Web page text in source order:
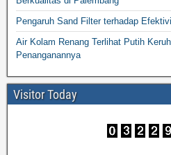
Pengaruh Sand Filter terhadap
Air Kolam Renang Terlihat Putih
Penanganannya
Visitor Today